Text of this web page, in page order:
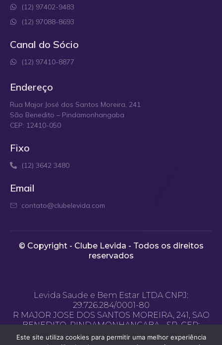
(12) 97402-9483
(12) 97088-8693
Canal do Sócio
(12) 97410-8877
Endereço
Rua Major José dos Santos Moreira, 241
São Benedito – Pindamonhangaba
CEP: 12410-050
Fixo
(12) 3642 3480
Email
contato@clubelevida.com
© Copyright - Clube Levida - Todos os direitos
reservados​
Levida Saude e Bem Estar LTDA CNPJ:
29.726.284/0001-80
R MAJOR JOSE DOS SANTOS MOREIRA, 241, SAO
BENEDITO, PINDAMONHANGABA - SP, CEP:
12.400-970
Este site utiliza cookies para permitir uma melhor experiência